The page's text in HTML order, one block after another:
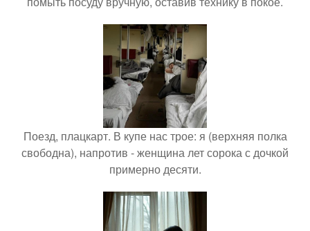
Поезд, плацкарт. В купе нас трое: я (верхняя полка
свободна), напротив - женщина лет сорока с дочкой
примерно десяти.